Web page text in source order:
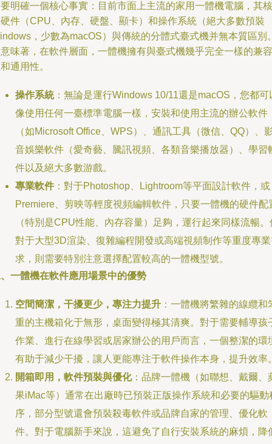
明確一個核心事實：目前市面上主流的家用一體機電腦，其核
件（CPU、內存、硬盤、顯卡）和操作系統（絕大多數預裝
，少數為macOS）與傳統的分體式臺式機并無本質區別
味著，在軟件層面，一體機擁有與臺式機幾乎完全一樣的兼容
通用性。
操作系統：無論是運行Windows 10/11還是macOS，您都可
像使用任何一臺標準電腦一樣，安裝和使用主流的辦公軟件
（如Microsoft Office、WPS）、通訊工具（微信、QQ）、
音娛樂軟件（愛奇藝、騰訊視頻、各類音樂播放器）、學習
件以及絕大多數游戲。
專業軟件：對于Photoshop、Lightroom等平面設計軟件，或
Premiere、剪映等輕度視頻編輯軟件，只要一體機的硬件配
（特別是CPU性能、內存容量）足夠，運行起來同樣流暢。
對于大型3D渲染、復雜編程開發或高端視頻制作等重度專
求，則需要特別注意選擇配置較高的一體機型號。
一體機在軟件應用場景中的優勢
空間簡潔，干擾更少，專注力提升 ：一體機將繁雜的線纜和
重的主機箱化于無形，桌面變得極其清爽。對于需要輔導孩
作業、進行在線學習或居家辦公的用戶而言，一個整潔的環
有助于減少干擾，讓人更能專注于軟件操作本身，提升效率
開箱即用，軟件預裝與優化：品牌一體機（如聯想、戴爾、
果iMac等）通常在出廠時已預裝正版操作系統和必要的驅動
序，部分型號還會預裝殺毒軟件或品牌自家的管理、優化軟
件。對于電腦新手來說，這避免了自行安裝系統的麻煩，降